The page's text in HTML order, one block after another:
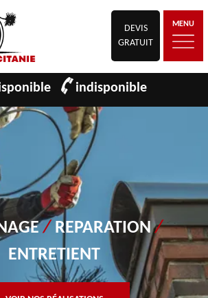
DEVIS
GRATUIT
MENU
indisponible
/ REPARATION/
ENTRETIENT